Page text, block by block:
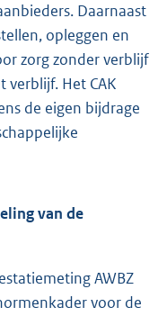
Daarnaast
opleggen en
zorg zonder verblijf
verblijf. Het CAK
de eigen bijdrage
van de
AWBZ
voor de